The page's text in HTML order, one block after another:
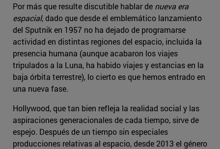
Por más que resulte discutible hablar de nueva era
espacial, dado que desde el emblemático lanzamiento
del Sputnik en 1957 no ha dejado de programarse
actividad en distintas regiones del espacio, incluida la
presencia humana (aunque acabaron los viajes
tripulados a la Luna, ha habido viajes y estancias en la
baja órbita terrestre), lo cierto es que hemos entrado en
una nueva fase.
Hollywood, que tan bien refleja la realidad social y las
aspiraciones generacionales de cada tiempo, sirve de
espejo. Después de un tiempo sin especiales
producciones relativas al espacio, desde 2013 el género